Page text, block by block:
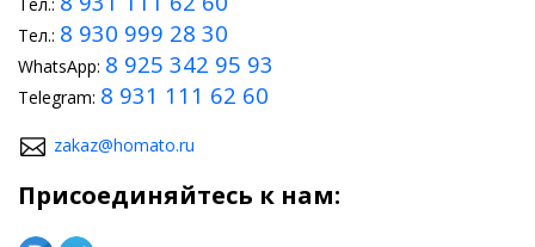
Тел.: 8 930 999 28 30
WhatsApp: 8 925 342 95 93
Telegram: 8 931 111 62 60
zakaz@homato.ru
Присоединяйтесь к нам: